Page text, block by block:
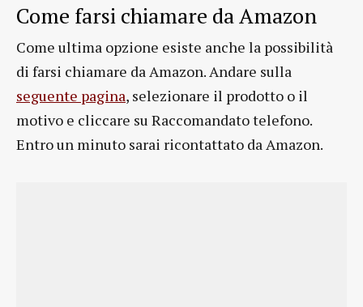
Come farsi chiamare da Amazon
Come ultima opzione esiste anche la possibilità
di farsi chiamare da Amazon. Andare sulla
seguente pagina, selezionare il prodotto o il
motivo e cliccare su Raccomandato telefono.
Entro un minuto sarai ricontattato da Amazon.